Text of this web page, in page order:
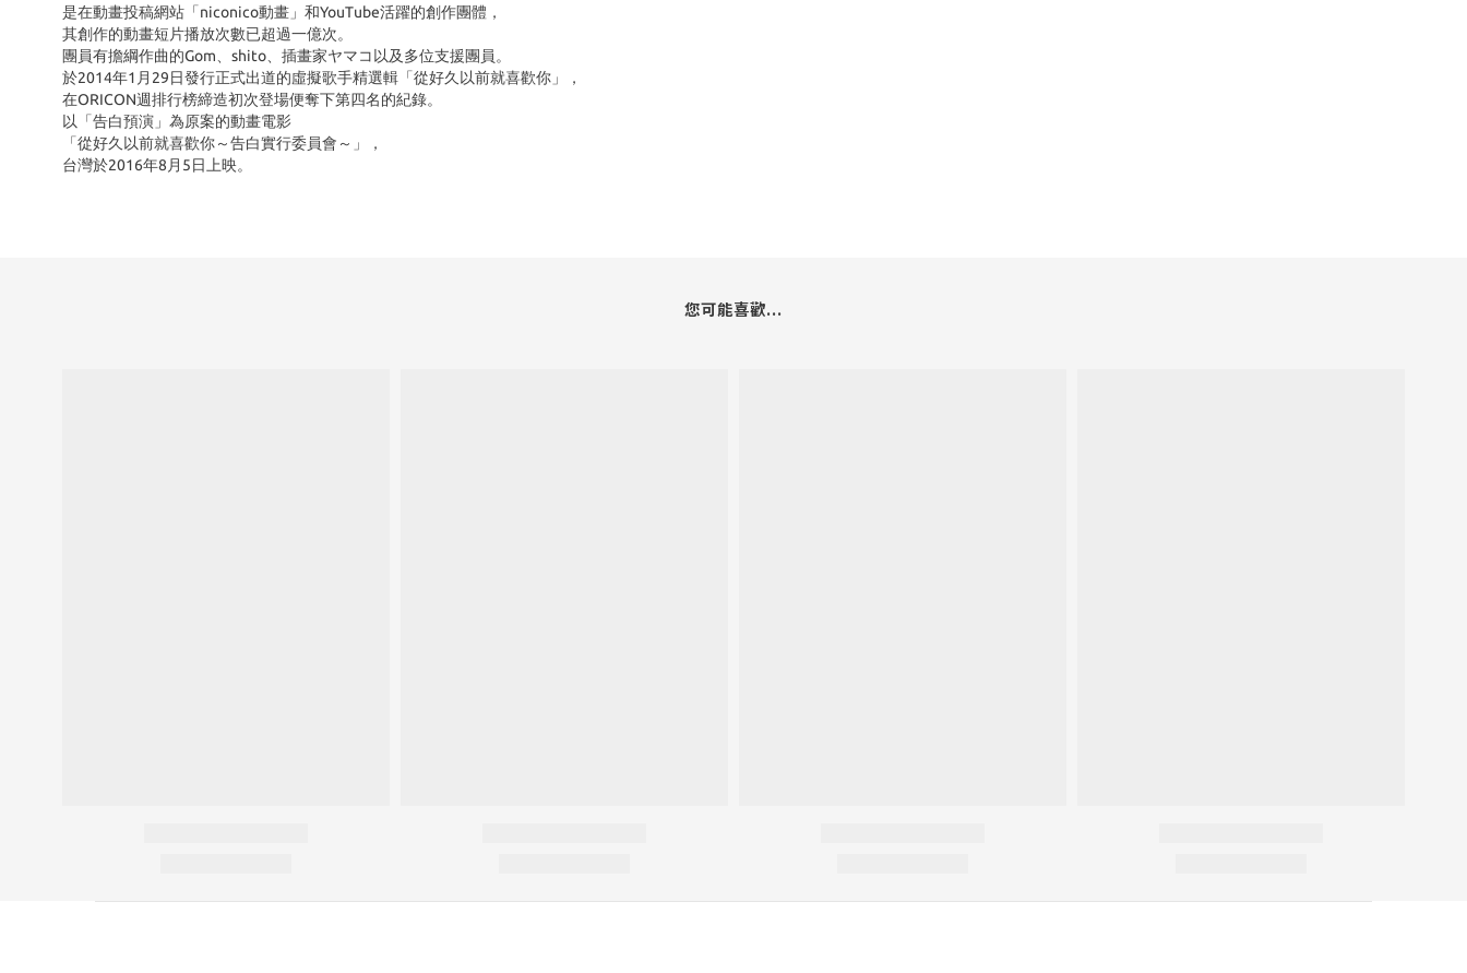
是在動畫投稿網站「niconico動畫」和YouTube活躍的創作團體，
其創作的動畫短片播放次數已超過一億次。
團員有擔綱作曲的Gom、shito、插畫家ヤマコ以及多位支援團員。
於2014年1月29日發行正式出道的虛擬歌手精選輯「從好久以前就喜歡你」，
在ORICON週排行榜締造初次登場便奪下第四名的紀錄。
以「告白預演」為原案的動畫電影
「從好久以前就喜歡你～告白實行委員會～」，
台灣於2016年8月5日上映。
您可能喜歡...